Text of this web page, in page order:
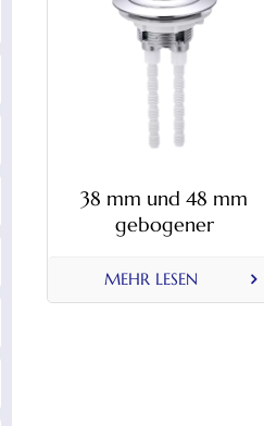
38 mm und 48 mm
gebogener
MEHR LESEN